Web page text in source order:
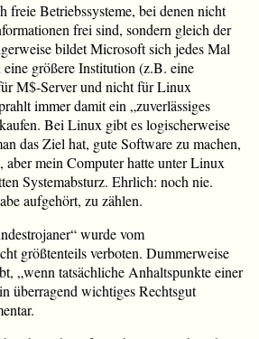
freie Betriebssysteme, bei denen nicht
frei sind, sondern gleich der
bildet Microsoft sich jedes Mal
größere Institution (z.B. eine
M$-Server und nicht für Linux
immer damit ein „zuverlässiges
Bei Linux gibt es logischerweise
das Ziel hat, gute Software zu machen,
aber mein Computer hatte unter Linux
Systemabsturz. Ehrlich: noch nie.
aufgehört, zu zählen.
wurde vom
größtenteils verboten. Dummerweise
„wenn tatsächliche Anhaltspunkte einer
überragend wichtiges Rechtsgut